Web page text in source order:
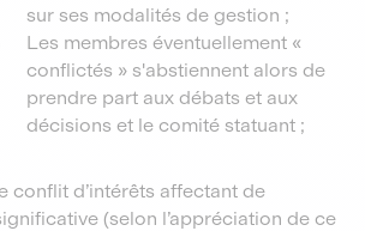
sur ses modalités de gestion ;
Les membres éventuellement «
conflictés » s'abstiennent alors de
prendre part aux débats et aux
décisions et le comité statuant ;
conflit d’intérêts affectant de
(selon l’appréciation de ce